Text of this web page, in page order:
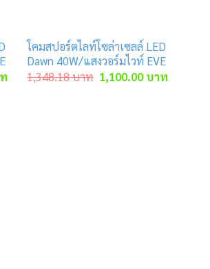
Current
price
โคมสปอร์ตไลท์โซล่าเซลล์ LED
Dawn 40W/แสงวอร์มไวท์ EVE
1,348.18บาท Original
price
1,100.00 บาท